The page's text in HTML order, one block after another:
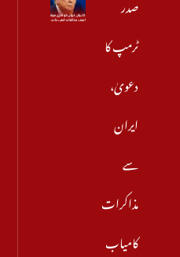
ٹرمپ کا
دعویٰ،
ایران
سے
مذاکرات
کامیاب